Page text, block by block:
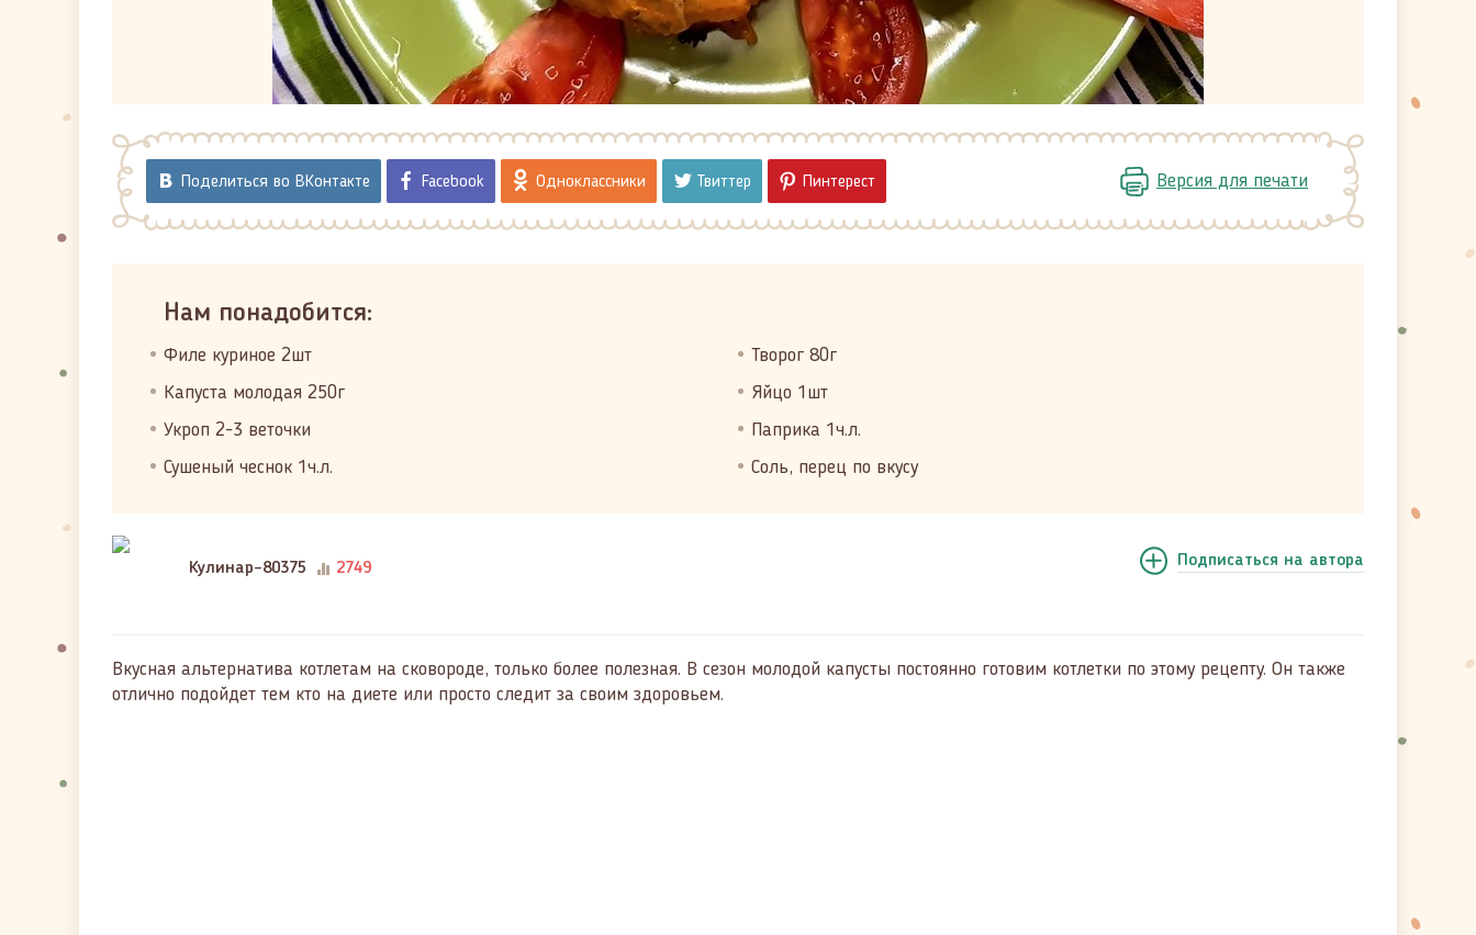
Поделиться во ВКонтакте Facebook Одноклассники Твиттер Пинтерест Версия для печати
Нам понадобится:
Филе куриное 2шт
Творог 80г
Капуста молодая 250г
Яйцо 1шт
Укроп 2-3 веточки
Паприка 1ч.л.
Сушеный чеснок 1ч.л.
Соль, перец по вкусу
Кулинар-80375 2749 Подписаться на автора
Вкусная альтернатива котлетам на сковороде, только более полезная. В сезон молодой капусты постоянно готовим котлетки по этому рецепту. Он также
отлично подойдет тем кто на диете или просто следит за своим здоровьем.